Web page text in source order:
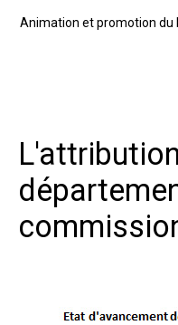
Animation et promotion du